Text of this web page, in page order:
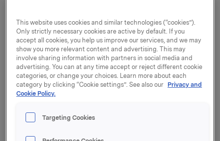
produktene uten å inngå kompromiss på smak og
konsistens. Vi skal gjøre det enklere å velge sunne og
bærekraftige alternativer til kjøtt- og meieriprodukter
som en del av det daglige kostholdet, sier konsernsjef
Jaan Ivar Semlitsch.
FN beregner at omtrent 15 % av verdens CO2 utslipp
kan knyttes til dyrehold for matproduksjon, og med
innen 2050. Det er ikke mulig å dekke dette gapet uten
This website uses cookies and similar technologies (“cookies”).
Only strictly necessary cookies are active by default. If you
accept all cookies, you help us improve our services, and we may
show you more relevant content and advertising. This may
involve sharing information with partners in social media and
advertising. You can at any time accept or reject different cookie
categories, or change your choices. Learn more about each
category by clicking “Cookie settings”. See also our Privacy and
Cookie Policy.
Targeting Cookies